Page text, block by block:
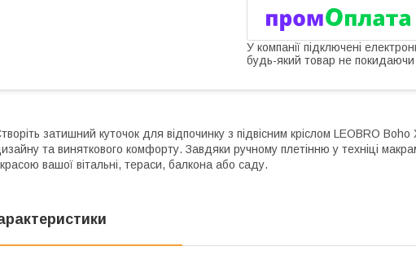
У компанії підключені
будь-який товар не покидаючи
затишний куточок для відпочинку з підвісним кріслом LEOBRO
та виняткового комфорту. Завдяки ручному плетінню у техніці
вашої вітальні, тераси, балкона або саду.